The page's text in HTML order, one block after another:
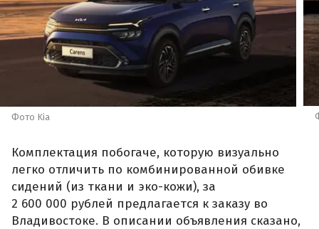
Фото Kia
Комплектация побогаче, которую визуально
легко отличить по комбинированной обивке
сидений (из ткани и эко-кожи), за
2 600 000 рублей предлагается к заказу во
Владивостоке. В описании объявления сказано,